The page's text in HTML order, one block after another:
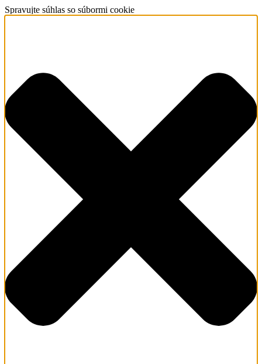
Spravujte súhlas so súbormi cookie